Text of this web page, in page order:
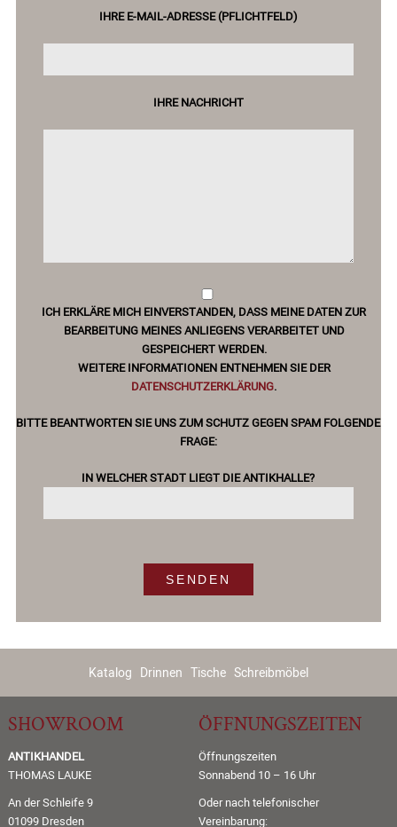
IHRE E-MAIL-ADRESSE (PFLICHTFELD)
IHRE NACHRICHT
ICH ERKLÄRE MICH EINVERSTANDEN, DASS MEINE DATEN ZUR
BEARBEITUNG MEINES ANLIEGENS VERARBEITET UND
GESPEICHERT WERDEN.
WEITERE INFORMATIONEN ENTNEHMEN SIE DER
DATENSCHUTZERKLÄRUNG.
BITTE BEANTWORTEN SIE UNS ZUM SCHUTZ GEGEN SPAM FOLGENDE
FRAGE:
IN WELCHER STADT LIEGT DIE ANTIKHALLE?
Katalog Drinnen Tische Schreibmöbel
SHOWROOM
ANTIKHANDEL
THOMAS LAUKE
An der Schleife 9
01099 Dresden
ÖFFNUNGSZEITEN
Öffnungszeiten
Sonnabend 10 – 16 Uhr
Oder nach telefonischer
Vereinbarung: